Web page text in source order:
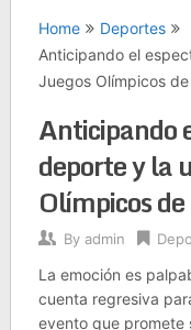
Home
Deportes
Anticipando el
Juegos Olímpicos
Anticipando
deporte y la
Olímpicos
By admin
La emoción es
cuenta regresiva
evento que promete